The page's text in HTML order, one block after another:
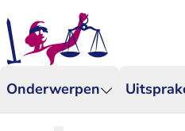
Onderwerpen